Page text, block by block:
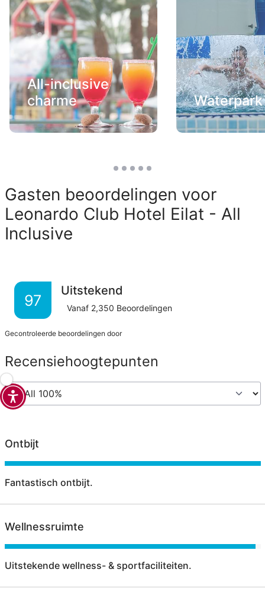
All-inclusive
charme
Waterpark
Gasten beoordelingen voor
Leonardo Club Hotel Eilat - All
Inclusive
97
Uitstekend
Vanaf 2,350 Beoordelingen
Gecontroleerde beoordelingen door
Recensiehoogtepunten
Ontbijt
Fantastisch ontbijt.
Wellnessruimte
Uitstekende wellness- & sportfaciliteiten.